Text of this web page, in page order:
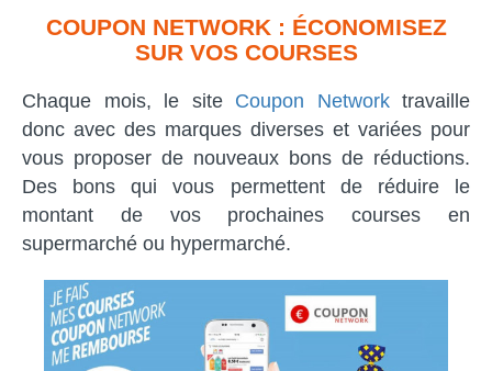
COUPON NETWORK : ÉCONOMISEZ
SUR VOS COURSES
Chaque mois, le site Coupon Networktravaille
donc avec des marques diverses et variées pour
vous proposer de nouveaux bons de réductions.
Des bons qui vous permettent de réduire le
montant de vos prochaines courses en
supermarché ou hypermarché.